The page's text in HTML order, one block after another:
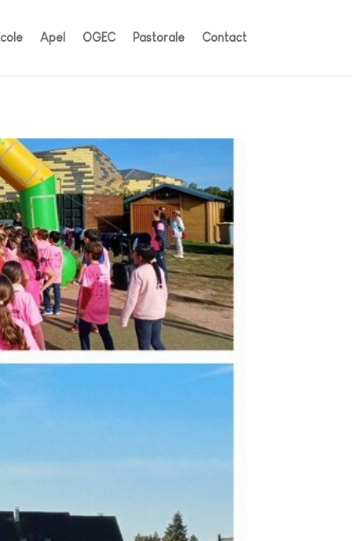
Apel OGEC Pastorale Contact